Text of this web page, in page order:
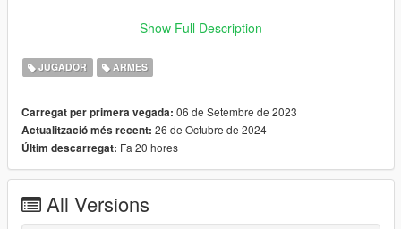
if someone make a video of this mod please credit me .
support me via patreon:
https://www.patreon.com/mstfa
Show Full Description
JUGADOR ARMES
Carregat per primera vegada: 06 de Setembre de 2023
Actualització més recent: 26 de Octubre de 2024
Últim descarregat: Fa 20 hores
All Versions